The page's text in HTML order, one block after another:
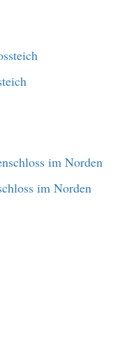
im Norden